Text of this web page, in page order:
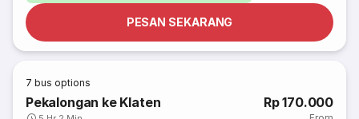
PESAN SEKARANG
7 bus options
Pekalongan ke Klaten Rp 170.000